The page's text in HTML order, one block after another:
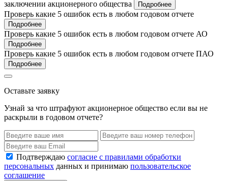
заключении акционерного общества
Подробнее
Проверь какие 5 ошибок есть в любом годовом отчете
Подробнее
Проверь какие 5 ошибок есть в любом годовом отчете АО
Подробнее
Проверь какие 5 ошибок есть в любом годовом отчете ПАО
Подробнее
Оставьте заявку
Узнай за что штрафуют акционерное общество если вы не
раскрыли в годовом отчете?
Подтверждаю согласие с правилами обработки
персональных данных и принимаю пользовательское
соглашение